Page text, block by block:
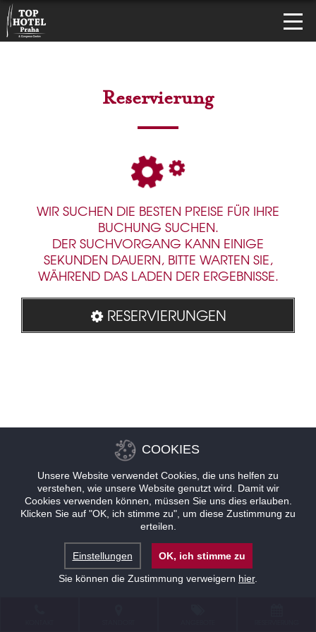
Reservierung
WIR SUCHEN DIE BESTEN PREISE FÜR IHRE
BUCHUNG SUCHEN.
DER SUCHVORGANG KANN EINIGE
SEKUNDEN DAUERN, BITTE WARTEN SIE,
WÄHREND DAS LADEN DER ERGEBNISSE.
RESERVIERUNGEN
COOKIES
Unsere Website verwendet Cookies, die uns helfen zu
verstehen, wie unsere Website genutzt wird. Damit wir
Cookies verwenden können, müssen Sie uns dies erlauben.
Klicken Sie auf "OK, ich stimme zu", um diese Zustimmung zu
erteilen.
Einstellungen
OK, ich stimme zu
Sie können die Zustimmung verweigern hier.